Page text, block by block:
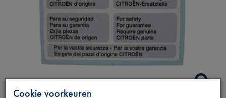
Cookie voorkeuren